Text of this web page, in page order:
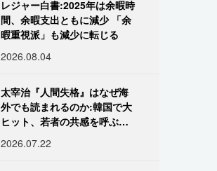
レジャー白書:2025年は余暇時
間、余暇支出ともに減少 「余
暇重視派」も減少に転じる
2026.08.04
太宰治『人間失格』はなぜ海
外でも読まれるのか:韓国で大
ヒット、若者の共感を呼ぶ
2026.07.22